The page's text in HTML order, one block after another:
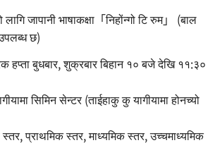
जापानी भाषाकक्षा「निहोंन्गो टि रुम」 (बाल
छ)
हप्ता बुधबार, शुक्रबार बिहान १० बजे देखि ११:३०
सिमिन सेन्टर (ताईहाकु कु यागीयामा होनच्यो
प्राथमिक स्तर, माध्यमिक स्तर, उच्चमाध्यमिक